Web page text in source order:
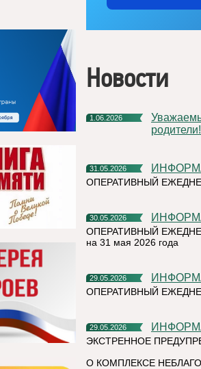
Новости
1.06.2026
Уважаемые жители Княжпогостского округа! Дорогие ребята и
родители!
31.05.2026
ОПЕРАТИВНЫЙ
30.05.2026
ОПЕРАТИВНЫЙ
на 31 мая 2026 года
29.05.2026
ОПЕРАТИВНЫЙ
29.05.2026
ЭКСТРЕННОЕ
О КОМПЛЕКСЕ